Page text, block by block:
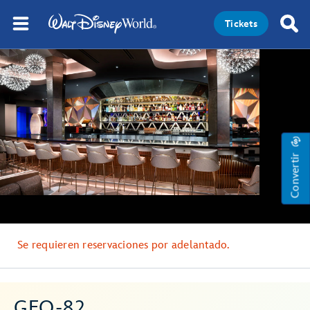
Tickets
Convertir
Se requieren reservaciones por adelantado.